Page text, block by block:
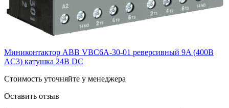
Миниконтактор ABB VBC6A-30-01 реверсивный 9A (400В
AC3) катушка 24B DC
Cтоимость уточняйте у менеджера
Оставить отзыв